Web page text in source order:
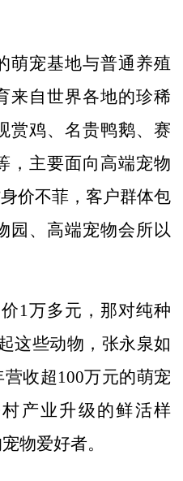
宠基地与普通养殖
来自世界各地的珍稀
赏鸡、名贵鸭鹅、赛
，主要面向高端宠物
价不菲，客户群体包
园、高端宠物会所以
万多元，那对纯种
这些动物，张永泉如
收超100万元的萌宠
产业升级的鲜活样
物爱好者。